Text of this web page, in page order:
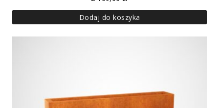
Dodaj do koszyka